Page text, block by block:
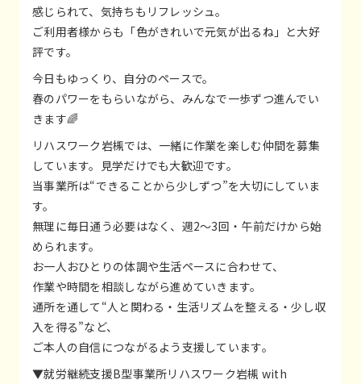
感じられて、気持ちもリフレッシュ。
ご利用者様からも「色がきれいで元気が出るね」と大好
評です。
今日もゆっくり、自分のペースで。
春のパワーをもらいながら、みんなで一歩ずつ進んでい
きます🌈
リハスワーク岩槻では、一緒に作業を楽しむ仲間を募集
しています。見学だけでも大歓迎です。
当事業所は“できることから少しずつ”を大切にしていま
す。
無理に毎日通う必要はなく、週2〜3回・午前だけから始
められます。
お一人おひとりの体調や生活ペースに合わせて、
作業や時間を相談しながら進めていきます。
通所を通して“人と関わる・生活リズムを整える・少し収
入を得る”など、
ご本人の自信につながるよう支援しています。
▼就労継続支援B型事業所リハスワーク岩槻 with